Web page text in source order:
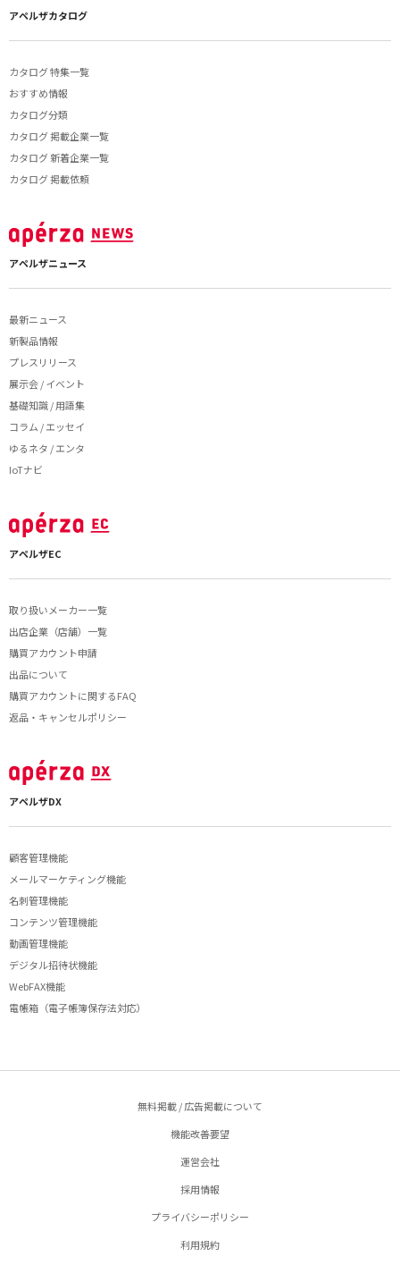
アペルザカタログ
カタログ 特集一覧
おすすめ情報
カタログ分類
カタログ 掲載企業一覧
カタログ 新着企業一覧
カタログ 掲載依頼
アペルザニュース
最新ニュース
新製品情報
プレスリリース
展示会 / イベント
基礎知識 / 用語集
コラム / エッセイ
ゆるネタ / エンタ
IoTナビ
アペルザEC
取り扱いメーカー一覧
出店企業（店舗）一覧
購買アカウント申請
出品について
購買アカウントに関するFAQ
返品・キャンセルポリシー
アペルザDX
顧客管理機能
メールマーケティング機能
名刺管理機能
コンテンツ管理機能
動画管理機能
デジタル招待状機能
WebFAX機能
電帳箱（電子帳簿保存法対応）
無料掲載 / 広告掲載について
機能改善要望
運営会社
採用情報
プライバシーポリシー
利用規約